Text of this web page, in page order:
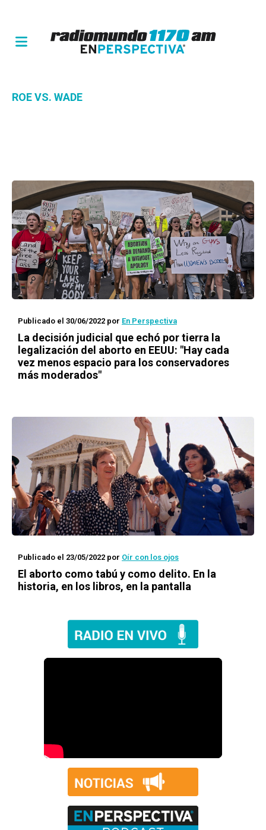
ROE VS. WADE
Publicado el 30/06/2022 por En Perspectiva
La decisión judicial que echó por tierra la
legalización del aborto en EEUU: "Hay cada
vez menos espacio para los conservadores
más moderados"
Publicado el 23/05/2022 por Oír con los ojos
El aborto como tabú y como delito. En la
historia, en los libros, en la pantalla